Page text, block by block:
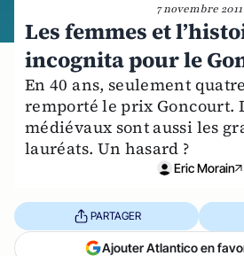
7 novembre 2011
Les femmes et
incognita pour le
En 40 ans, seulement
remporté le prix Goncourt.
médiévaux sont aussi les
lauréats. Un hasard ?
Eric Morain
PARTAGER
Ajouter Atlantico en